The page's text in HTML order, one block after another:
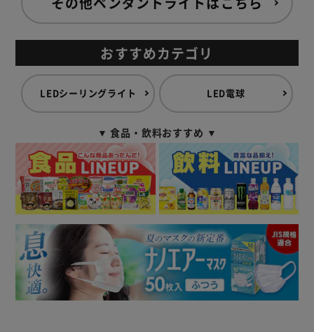
おすすめカテゴリ
LEDシーリングライト LED電球
▼ 食品・飲料おすすめ ▼